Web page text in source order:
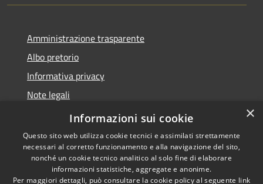
Amministrazione trasparente
Albo pretorio
Informativa privacy
Note legali
Dichiarazione di accessibilità
Copyright © 2026 • Comune di
×
Informazioni sui cookie
Questo sito web utilizza cookie tecnici e assimilati strettamente
necessari al corretto funzionamento e alla navigazione del sito,
nonché un cookie tecnico analitico al solo fine di elaborare
informazioni statistiche, aggregate e anonime.
Per maggiori dettagli, può consultare la cookie policy al seguente link